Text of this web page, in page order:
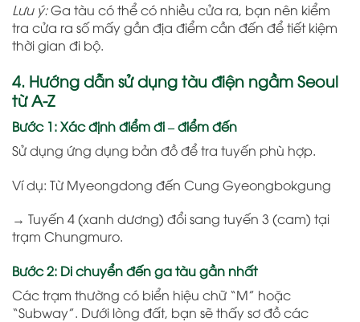
Lưu ý:Ga tàu có thể có nhiều cửa ra, bạn nên kiểm
tra cửa ra số mấy gần địa điểm cần đến để tiết kiệm
thời gian đi bộ.
4. Hướng dẫn sử dụng tàu điện ngầm Seoul
từ A-Z
Bước 1: Xác định điểm đi – điểm đến
Sử dụng ứng dụng bản đồ để tra tuyến phù hợp.
Ví dụ: Từ Myeongdong đến Cung Gyeongbokgung
→ Tuyến 4 (xanh dương) đổi sang tuyến 3 (cam) tại
trạm Chungmuro.
Bước 2: Di chuyển đến ga tàu gần nhất
Các trạm thường có biển hiệu chữ “M” hoặc
“Subway”. Dưới lòng đất, bạn sẽ thấy sơ đồ các